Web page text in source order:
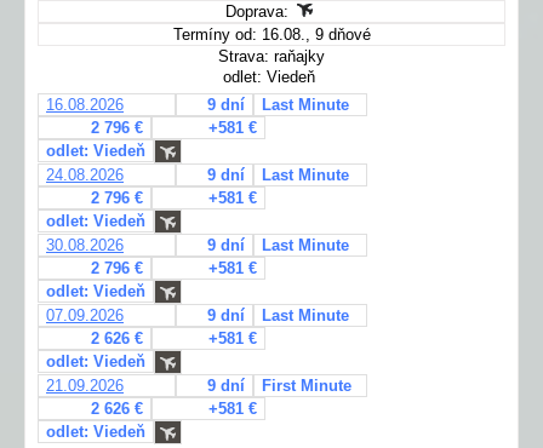
Doprava:
Termíny od: 16.08., 9 dňové
Strava: raňajky
odlet: Viedeň
16.08.2026
9 dní
Last Minute
2 796 €
+581 €
odlet: Viedeň
24.08.2026
9 dní
Last Minute
2 796 €
+581 €
odlet: Viedeň
30.08.2026
9 dní
Last Minute
2 796 €
+581 €
odlet: Viedeň
07.09.2026
9 dní
Last Minute
2 626 €
+581 €
odlet: Viedeň
21.09.2026
9 dní
First Minute
2 626 €
+581 €
odlet: Viedeň